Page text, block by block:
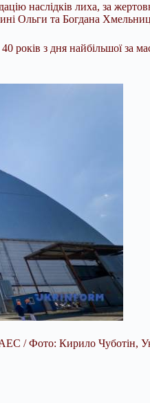
наслідків лиха, за
Ольги та Богдана
з дня найбільшої за
/ Фото: Кирило Чуботін,